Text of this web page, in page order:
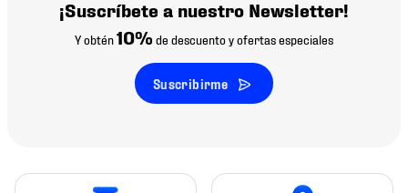
¡Suscríbete a nuestro Newsletter!
Y obtén10% de descuento y ofertas especiales
Suscribirme